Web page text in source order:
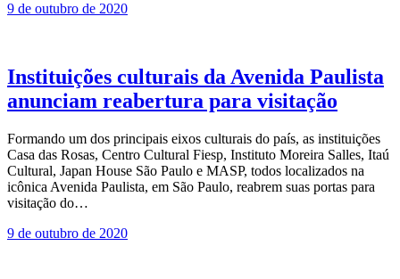
9 de outubro de 2020
Instituições culturais da Avenida Paulista
anunciam reabertura para visitação
Formando um dos principais eixos culturais do país, as instituições
Casa das Rosas, Centro Cultural Fiesp, Instituto Moreira Salles, Itaú
Cultural, Japan House São Paulo e MASP, todos localizados na
icônica Avenida Paulista, em São Paulo, reabrem suas portas para
visitação do…
9 de outubro de 2020